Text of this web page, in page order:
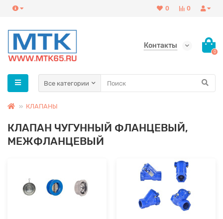
0
0
Контакты
0
Все категории
КЛАПАНЫ
КЛАПАН ЧУГУННЫЙ ФЛАНЦЕВЫЙ,
МЕЖФЛАНЦЕВЫЙ